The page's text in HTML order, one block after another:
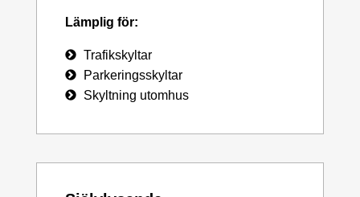
Lämplig för:
Trafikskyltar
Parkeringsskyltar
Skyltning utomhus